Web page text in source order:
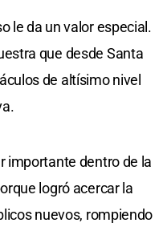
le da un valor especial.
que desde Santa
de altísimo nivel
importante dentro de la
logró acercar la
nuevos, rompiendo